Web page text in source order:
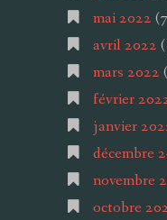
mai 2022
avril 2022
mars 2022
février
janvier
décembre
novembre
octobre